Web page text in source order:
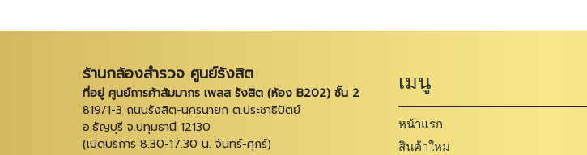
ร้านกล้องสำรวจ ศูนย์รังสิต
ที่อยู่ ศูนย์การค้าสัมมากร เพลส รังสิต (ห้อง B202) ชั้น 2
819/1-3 ถนนรังสิต-นครนายก ต.ประชาธิปัตย์
อ.ธัญบุรี จ.ปทุมธานี 12130
(เปิดบริการ 8.30-17.30 น. จันทร์-ศุกร์)
เมนู
หน้าแรก
สินค้าใหม่